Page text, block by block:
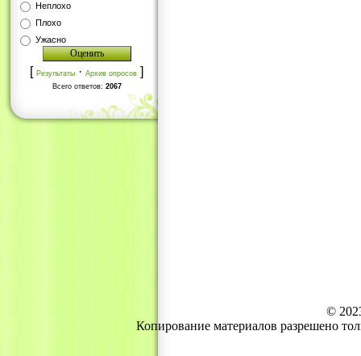
Неплохо
Плохо
Ужасно
[ Результаты · Архив опросов ]
Всего ответов: 2067
©
Копирование материалов разрешено